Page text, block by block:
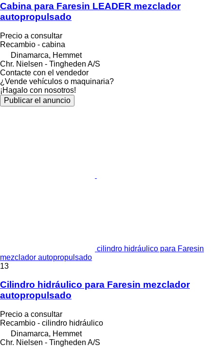
Cabina para Faresin LEADER mezclador
autopropulsado
Precio a consultar
Recambio - cabina
Dinamarca, Hemmet
Chr. Nielsen - Tingheden A/S
Contacte con el vendedor
¿Vende vehículos o maquinaria?
¡Hagalo con nosotros!
Publicar el anuncio
cilindro hidráulico para Faresin
mezclador autopropulsado
13
Cilindro hidráulico para Faresin mezclador
autopropulsado
Precio a consultar
Recambio - cilindro hidráulico
Dinamarca, Hemmet
Chr. Nielsen - Tingheden A/S